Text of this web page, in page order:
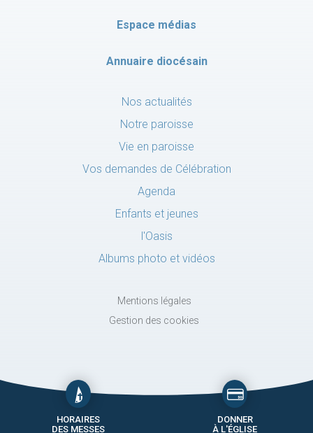
HORAIRES
DES MESSES
DONNER
À L'ÉGLISE
Espace médias
Annuaire diocésain
Nos actualités
Notre paroisse
Vie en paroisse
Vos demandes de Célébration
Agenda
Enfants et jeunes
l'Oasis
Albums photo et vidéos
Mentions légales
Gestion des cookies